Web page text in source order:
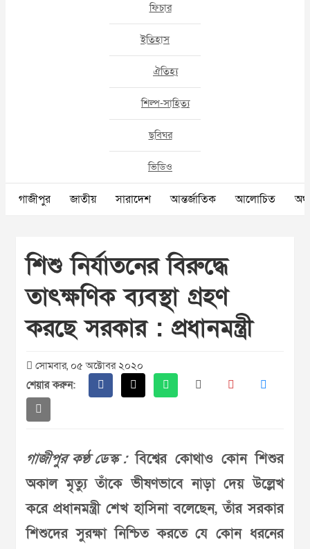
ফিচার
ইতিহাস
ঐতিহ্য
শিল্প-সাহিত্য
ছবিঘর
ভিডিও
গাজীপুর জাতীয় সারাদেশ আন্তর্জাতিক আলোচিত
শিশু নির্যাতনের বিরুদ্ধে
তাৎক্ষণিক ব্যবস্থা গ্রহণ
করছে সরকার : প্রধানমন্ত্রী
সোমবার, ০৫ অক্টোবর ২০২০
শেয়ার করুন:
গাজীপুর কণ্ঠ ডেস্ক :বিশ্বের কোথাও কোন শিশুর
অকাল মৃত্যু তাঁকে ভীষণভাবে নাড়া দেয় উল্লেখ
করে প্রধানমন্ত্রী শেখ হাসিনা বলেছেন, তাঁর সরকার
শিশুদের সুরক্ষা নিশ্চিত করতে যে কোন ধরনের